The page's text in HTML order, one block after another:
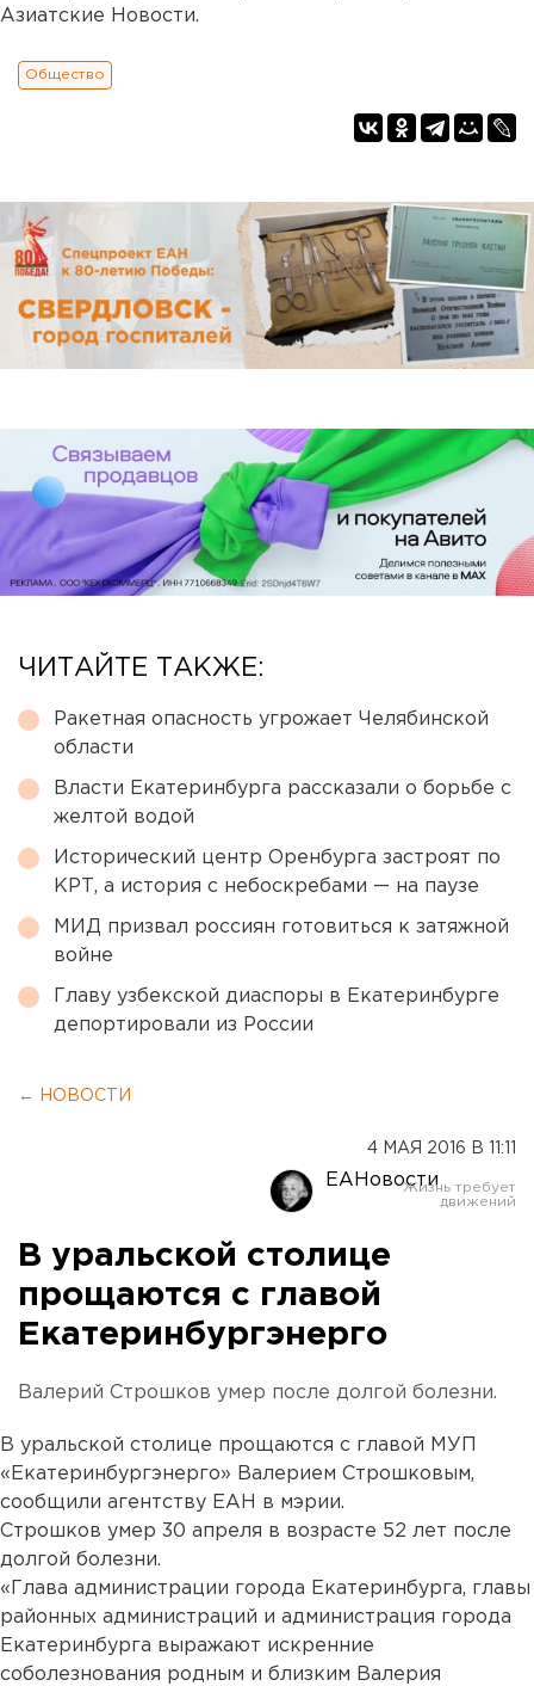
Азиатские Новости.
Общество
ЧИТАЙТЕ ТАКЖЕ:
Ракетная опасность угрожает Челябинской
области
Власти Екатеринбурга рассказали о борьбе с
желтой водой
Исторический центр Оренбурга застроят по
КРТ, а история с небоскребами — на паузе
МИД призвал россиян готовиться к затяжной
войне
Главу узбекской диаспоры в Екатеринбурге
депортировали из России
← НОВОСТИ
4 МАЯ 2016 В 11:11
ЕАНовости
В уральской столице
прощаются с главой
Екатеринбургэнерго
Валерий Строшков умер после долгой болезни.
В уральской столице прощаются с главой МУП
«Екатеринбургэнерго» Валерием Строшковым,
сообщили агентству ЕАН в мэрии.
Строшков умер 30 апреля в возрасте 52 лет после
долгой болезни.
«Глава администрации города Екатеринбурга, главы
районных администраций и администрация города
Екатеринбурга выражают искренние
соболезнования родным и близким Валерия